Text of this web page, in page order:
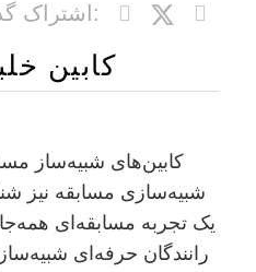
اشتراک گذاری:
کابین
کابین‌های شبیه‌ساز
شبیه‌سازی مسابقه نیز
یک تجربه مسابقه‌ای
رانندگان حرفه‌ای